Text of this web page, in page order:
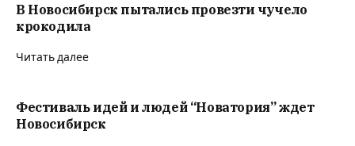
В Новосибирск пытались провезти чучело
крокодила
Читать далее
Фестиваль идей и людей “Новатория” ждет
Новосибирск